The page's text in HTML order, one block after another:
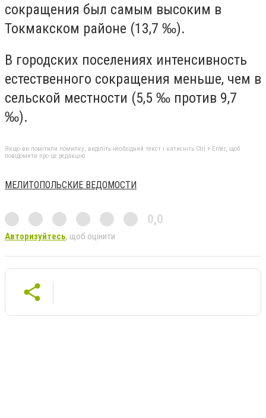
сокращения был самым высоким в
Токмакском районе (13,7 ‰).
В городских поселениях интенсивность
естественного сокращения меньше, чем в
сельской местности (5,5 ‰ против 9,7
‰).
Якщо ви помітили помилку, виділіть необхідний текст і натисніть Ctrl + Enter, щоб
повідомити про це редакцію
МЕЛИТОПОЛЬСКИЕ ВЕДОМОСТИ
0,0
Авторизуйтесь, щоб оцінити